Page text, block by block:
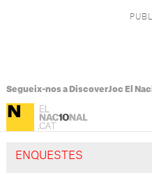
Segueix-nos a DiscoverJoc El
ENQUESTES